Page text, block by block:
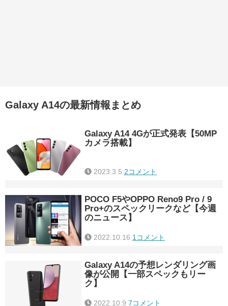
Galaxy A14の最新情報まとめ
Galaxy A14 4Gが正式発表【50MP
カメラ搭載】
2023.3.5 2コメント
POCO F5やOPPO Reno9 Pro / 9
Pro+のスペックリークなど【今週
のニュース】
2022.10.16 1コメント
Galaxy A14の予想レンダリング画
像が公開【一部スペックもリー
ク】
2022.10.9 7コメント